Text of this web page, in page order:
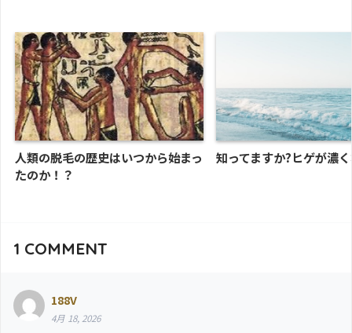
人類の脱毛の歴史はいつから始まっ
たのか！？
知ってますか?ヒゲが濃
1 COMMENT
188V
4月 18, 2026